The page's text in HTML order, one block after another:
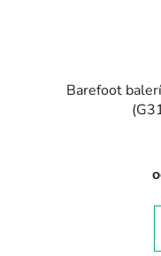
Barefoot